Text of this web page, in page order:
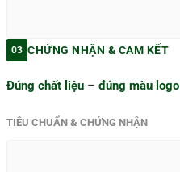
03 CHỨNG NHẬN & CAM KẾT
Đúng chất liệu – đúng màu logo
TIÊU CHUẨN & CHỨNG NHẬN